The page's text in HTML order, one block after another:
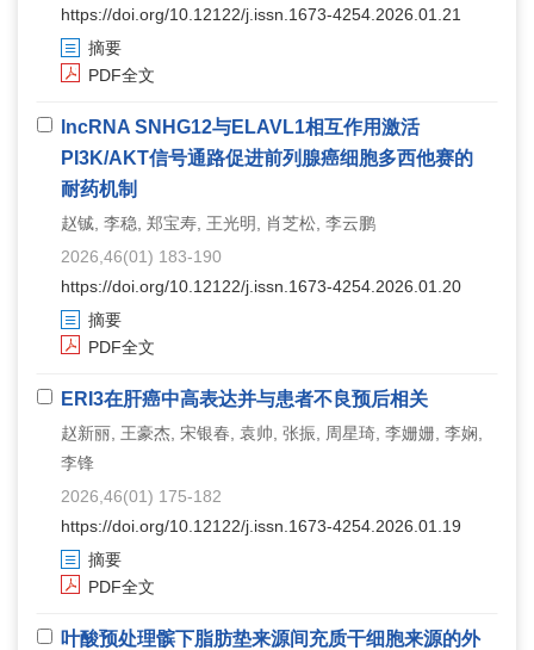
https://doi.org/10.12122/j.issn.1673-4254.2026.01.21
摘要
PDF全文
lncRNA SNHG12与ELAVL1相互作用激活
PI3K/AKT信号通路促进前列腺癌细胞多西他赛的
耐药机制
赵铖, 李稳, 郑宝寿, 王光明, 肖芝松, 李云鹏
2026,46(01) 183-190
https://doi.org/10.12122/j.issn.1673-4254.2026.01.20
摘要
PDF全文
ERI3在肝癌中高表达并与患者不良预后相关
赵新丽, 王豪杰, 宋银春, 袁帅, 张振, 周星琦, 李姗姗, 李娴,
李锋
2026,46(01) 175-182
https://doi.org/10.12122/j.issn.1673-4254.2026.01.19
摘要
PDF全文
叶酸预处理髌下脂肪垫来源间充质干细胞来源的外